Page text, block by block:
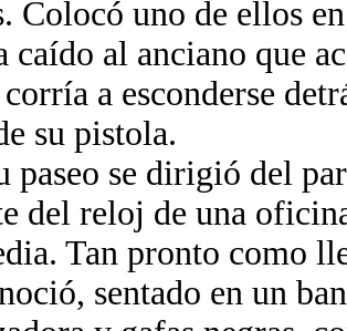
Colocó uno de ellos
caído al anciano que
a esconderse
su pistola.
se dirigió del
del reloj de una
Tan pronto como
sentado en un